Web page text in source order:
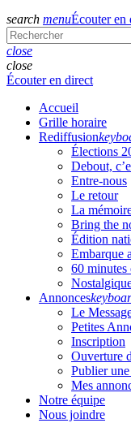
search menuÉcouter en
close
close
Écouter en direct
Accueil
Grille horaire
Rediffusion
Élections
Debout,
Entre-nous
Le retour
La
Bring the
Édition
Embarque
60 minutes
Annonces
Le
Petites
Inscription
Ouverture
Publier
Mes
Notre équipe
Nous joindre